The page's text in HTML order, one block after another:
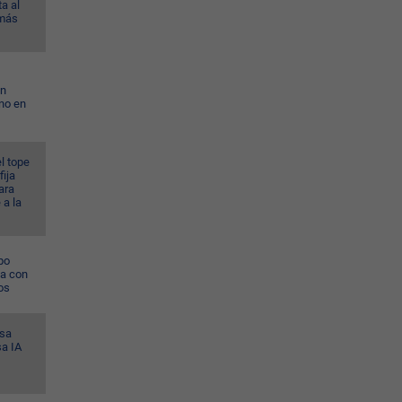
al
en
tope
a la
con
IA